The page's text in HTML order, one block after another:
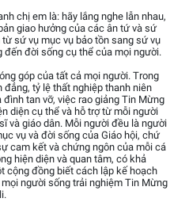
chị em là: hãy lắng nghe lẫn nhau,
giao hưởng của các ân tứ và sứ
sứ vụ mục vụ bảo tồn sang sứ vụ
đến đời sống cụ thể của mọi người.
góp của tất cả mọi người. Trong
tỷ lệ thất nghiệp thanh niên
tan vỡ, việc rao giảng Tin Mừng
diện cụ thể và hỗ trợ từ mỗi người
và giáo dân. Mỗi người đều là người
vụ và đời sống của Giáo hội, chứ
cam kết và chứng ngôn của mỗi cá
hiện diện và quan tâm, có khả
cộng đồng biết cách lập kế hoạch
người sống trải nghiệm Tin Mừng